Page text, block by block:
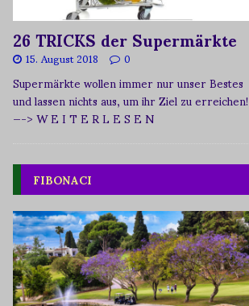
26 TRICKS der Supermärkte
15. August 2018 0
Supermärkte wollen immer nur unser Bestes
und lassen nichts aus, um ihr Ziel zu erreichen!
—-> W E I T E R L E S E N
FIBONACI